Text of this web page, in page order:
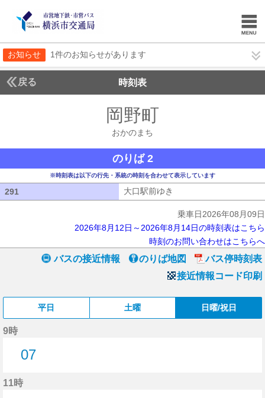
お知らせ 1件のお知らせがあります
戻る 時刻表
岡野町
おかのまち
のりば 2
※時刻表は以下の行先・系統の時刻を合わせて表示しています
291 大口駅前ゆき
乗車日2026年08月09日
2026年8月12日～2026年8月14日の時刻表はこちら
時刻のお問い合わせはこちらへ
バスの接近情報 のりば地図
バス停時刻表
接近情報コード印刷
平日 土曜 日曜/祝日
9時
07
11時